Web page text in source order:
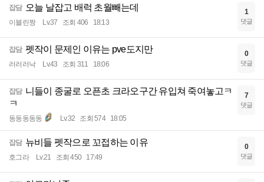
잡담 오늘 날잡고 배럭 초월빼는데
이블린짱 Lv.37 조회 406 18:13
1
댓글
잡담 펫작이 문제인 이유는 pve도지만
러러러낙 Lv.43 조회 311 18:06
0
댓글
잡담 니들이 종굴로 오픈초 크라오구간 유입쳐 죽여놓고ㅋ
ㅋ
동동동동동 Lv.32 조회 574 18:05
7
댓글
잡담 뉴비들 펫작으로 꼬접하는 이유
호그라 Lv.21 조회 450 17:49
0
댓글